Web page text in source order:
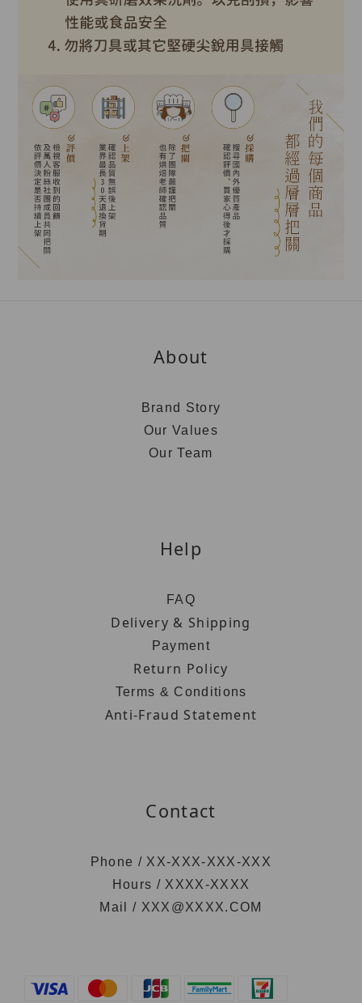
About
Brand Story
Our Values
Our Team
Help
FAQ
Delivery & Shipping
Payment
Return Policy
Terms & Conditions
Anti-Fraud Statement
Contact
Phone / XX-XXX-XXX-XXX
Hours / XXXX-XXXX
Mail / XXX@XXXX.COM